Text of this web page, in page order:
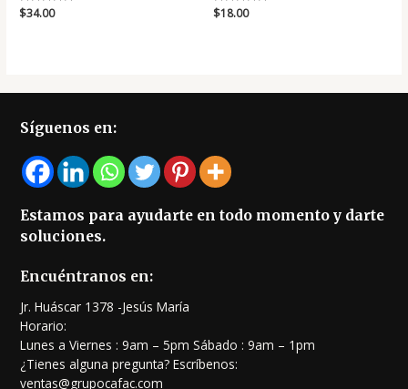
Valorado
en
$34.00
Valorado
en
$18.00
Síguenos en:
Estamos para ayudarte en todo momento y darte
soluciones.
Encuéntranos en:
Jr. Huáscar 1378 -Jesús María
Horario:
Lunes a Viernes : 9am – 5pm Sábado : 9am – 1pm
¿Tienes alguna pregunta? Escríbenos:
ventas@grupocafac.com